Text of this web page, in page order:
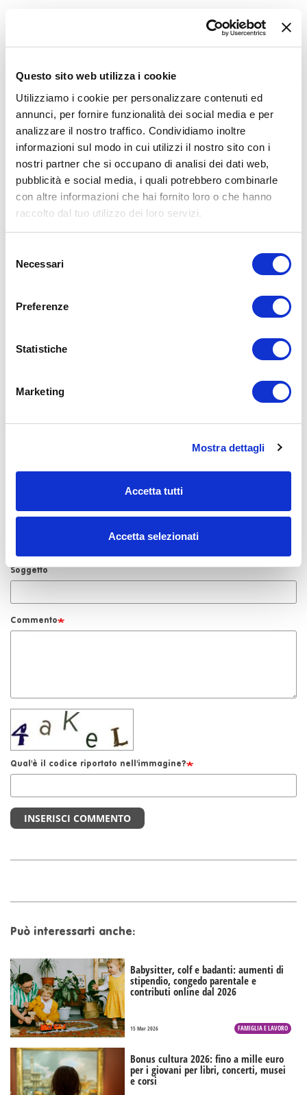
Questo sito web utilizza i cookie
Utilizziamo i cookie per personalizzare contenuti ed
annunci, per fornire funzionalità dei social media e per
analizzare il nostro traffico. Condividiamo inoltre
informazioni sul modo in cui utilizzi il nostro sito con i
nostri partner che si occupano di analisi dei dati web,
pubblicità e social media, i quali potrebbero combinarle
con altre informazioni che hai fornito loro o che hanno
raccolto dal tuo utilizzo dei loro servizi.
delNecessari
Preferenze
Statistiche
Marketing
Mostra dettagli
Accetta tutti
Accetta selezionati
deducibile e serve copia della sentenza di separazione.
Attenzione: invece non è deducibile l’assegno per il
Colf, badanti e babysitter.Sono deducibili i contributi
datore di lavoro e fino ad unimporto massimo di
1.549,37 euro.
Previdenza complementare.Se si sta pagando un
fondo pensione per i figli a carico la spesa può essere
dedotta. Il massimo è di 5164, 57 euro annui, quindi se
un genitore sta pagando il proprio fondo pensione e
quello del figlio l’importo massimo resta quello, anche se
sono due i fondi pensione.
Per contattare Laura Lanzoni, commercialista Studio Elle
Image pic by
Aggiungi un commento
Il tuo nome
Email
Soggetto
Commento
Qual'è il codice riportato nell'immagine?
INSERISCI COMMENTO
Può interessarti anche:
Babysitter, colf e badanti: aumenti di
stipendio, congedo parentale e
contributi online dal 2026
15 Mar 2026 FAMIGLIA E LAVORO
Bonus cultura 2026: fino a mille euro
per i giovani per libri, concerti, musei
e corsi